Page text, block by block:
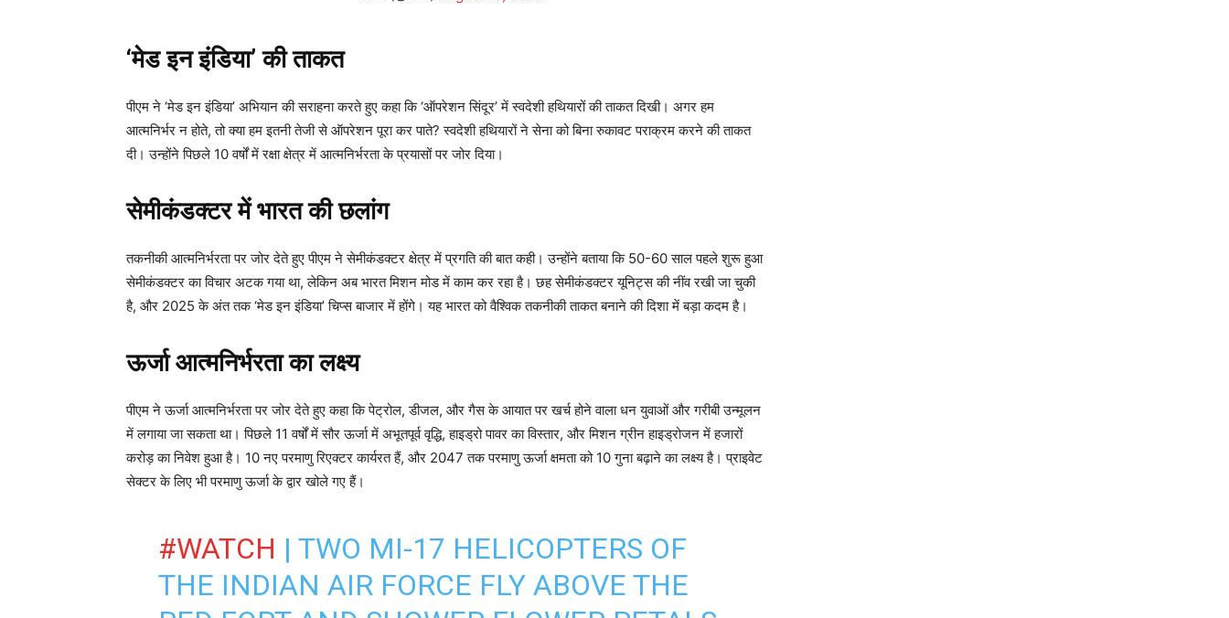
‘मेड इन इंडिया’ की ताकत
पीएम ने ‘मेड इन इंडिया’ अभियान की सराहना करते हुए कहा कि ‘ऑपरेशन सिंदूर’ में स्वदेशी हथियारों की ताकत दिखी। अगर हम
आत्मनिर्भर न होते, तो क्या हम इतनी तेजी से ऑपरेशन पूरा कर पाते? स्वदेशी हथियारों ने सेना को बिना रुकावट पराक्रम करने की ताकत
दी। उन्होंने पिछले 10 वर्षों में रक्षा क्षेत्र में आत्मनिर्भरता के प्रयासों पर जोर दिया।
सेमीकंडक्टर में भारत की छलांग
तकनीकी आत्मनिर्भरता पर जोर देते हुए पीएम ने सेमीकंडक्टर क्षेत्र में प्रगति की बात कही। उन्होंने बताया कि 50-60 साल पहले शुरू हुआ
सेमीकंडक्टर का विचार अटक गया था, लेकिन अब भारत मिशन मोड में काम कर रहा है। छह सेमीकंडक्टर यूनिट्स की नींव रखी जा चुकी
है, और 2025 के अंत तक ‘मेड इन इंडिया’ चिप्स बाजार में होंगे। यह भारत को वैश्विक तकनीकी ताकत बनाने की दिशा में बड़ा कदम है।
ऊर्जा आत्मनिर्भरता का लक्ष्य
पीएम ने ऊर्जा आत्मनिर्भरता पर जोर देते हुए कहा कि पेट्रोल, डीजल, और गैस के आयात पर खर्च होने वाला धन युवाओं और गरीबी उन्मूलन
में लगाया जा सकता था। पिछले 11 वर्षों में सौर ऊर्जा में अभूतपूर्व वृद्धि, हाइड्रो पावर का विस्तार, और मिशन ग्रीन हाइड्रोजन में हजारों
करोड़ का निवेश हुआ है। 10 नए परमाणु रिएक्टर कार्यरत हैं, और 2047 तक परमाणु ऊर्जा क्षमता को 10 गुना बढ़ाने का लक्ष्य है। प्राइवेट
सेक्टर के लिए भी परमाणु ऊर्जा के द्वार खोले गए हैं।
#WATCH | TWO MI-17 HELICOPTERS OF
THE INDIAN AIR FORCE FLY ABOVE THE